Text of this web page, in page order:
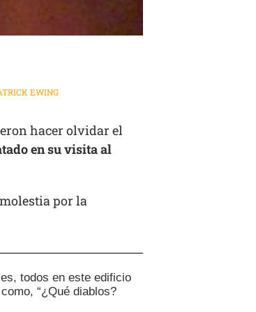
EWING
hacer olvidar el
en su visita al
por la
todos en este edificio
“¿Qué diablos?